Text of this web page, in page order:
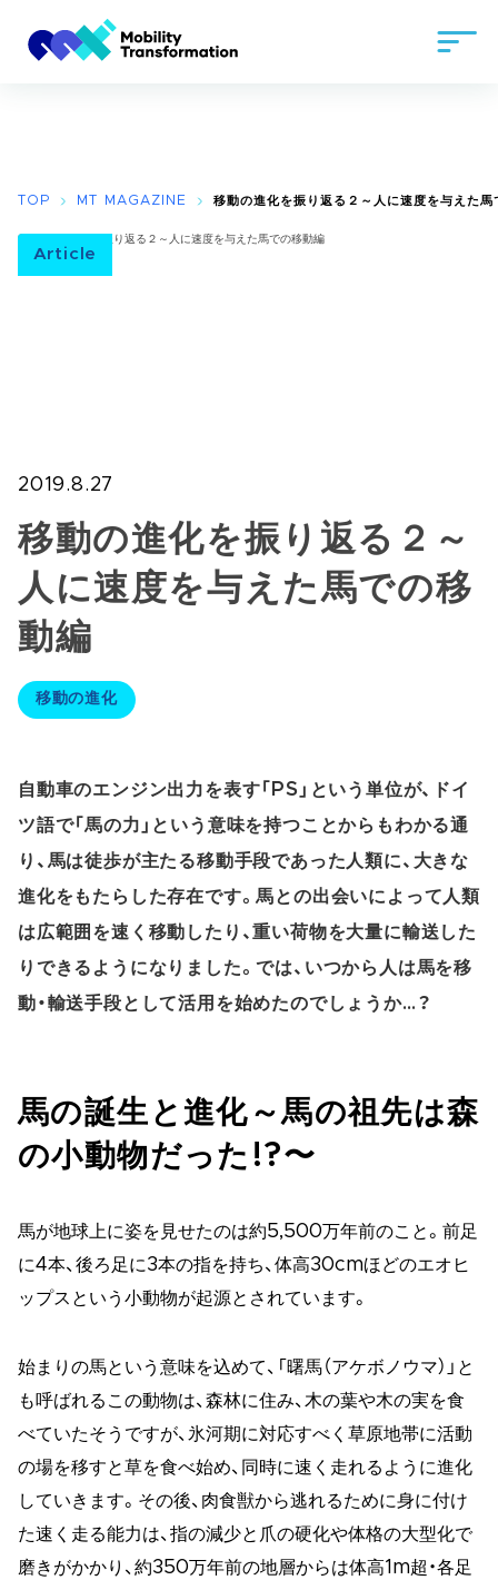
TOP MT MAGAZINE 移動の進化を振り返る２～人に速度を与えた馬
Article
2019.8.27
移動の進化を振り返る２～
人に速度を与えた馬での移
動編
移動の進化
自動車のエンジン出力を表す「PS」という単位が、ドイ
ツ語で「馬の力」という意味を持つことからもわかる通
り、馬は徒歩が主たる移動手段であった人類に、大きな
進化をもたらした存在です。馬との出会いによって人類
は広範囲を速く移動したり、重い荷物を大量に輸送した
りできるようになりました。では、いつから人は馬を移
動・輸送手段として活用を始めたのでしょうか…？
馬の誕生と進化～馬の祖先は森
の小動物だった!?〜
馬が地球上に姿を見せたのは約5,500万年前のこと。前足
に4本、後ろ足に3本の指を持ち、体高30cmほどのエオヒ
ップスという小動物が起源とされています。
始まりの馬という意味を込めて、「曙馬（アケボノウマ）」と
も呼ばれるこの動物は、森林に住み、木の葉や木の実を食
べていたそうですが、氷河期に対応すべく草原地帯に活動
の場を移すと草を食べ始め、同時に速く走れるように進化
していきます。その後、肉食獣から逃れるために身に付け
た速く走る能力は、指の減少と爪の硬化や体格の大型化で
磨きがかかり、約350万年前の地層からは体高1m超・各足